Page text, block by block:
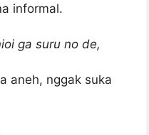
informal.
ga suru no de,
aneh, nggak suka